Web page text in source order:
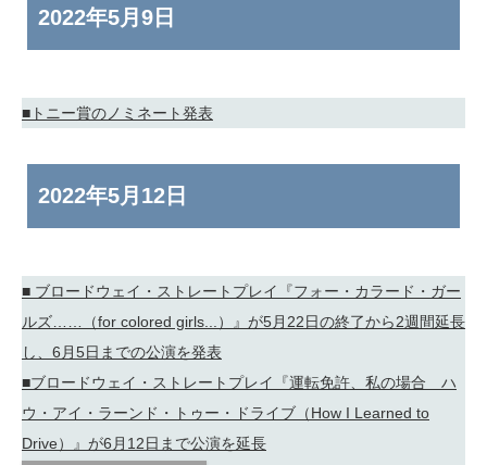
2022年5月9日
■トニー賞のノミネート発表
2022年5月12日
■ ブロードウェイ・ストレートプレイ『フォー・カラード・ガー
ルズ……（for colored girls...）』が5月22日の終了から2週間延長
し、6月5日までの公演を発表
■ブロードウェイ・ストレートプレイ『運転免許、私の場合 ハ
ウ・アイ・ラーンド・トゥー・ドライブ（How I Learned to
Drive）』が6月12日まで公演を延長